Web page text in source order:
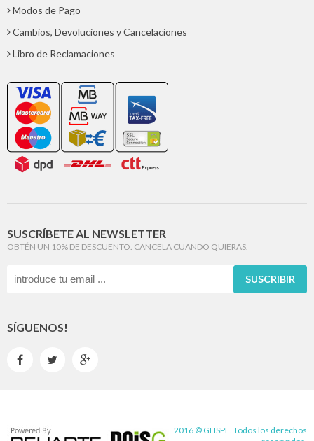
Modos de Pago
Cambios, Devoluciones y Cancelaciones
Libro de Reclamaciones
SUSCRÍBETE AL NEWSLETTER
OBTÉN UN 10% DE DESCUENTO. CANCELA CUANDO QUIERAS.
SUSCRIBIR
SÍGUENOS!
  
2016 © GLISPE. Todos los derechos